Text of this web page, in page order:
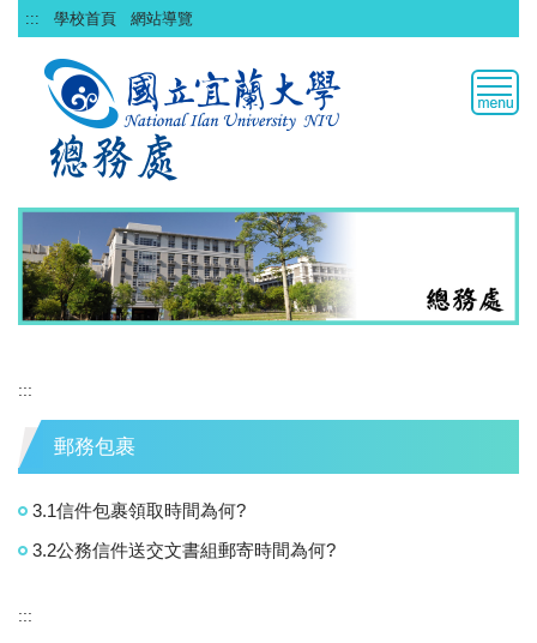
跳
到
::: 學校首頁 網站導覽
:::
郵務包裹
3.1信件包裹領取時間為何?
3.2公務信件送交文書組郵寄時間為何?
:::